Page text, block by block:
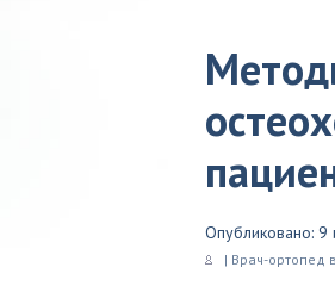
Опубликовано:
| Врач-ортопед